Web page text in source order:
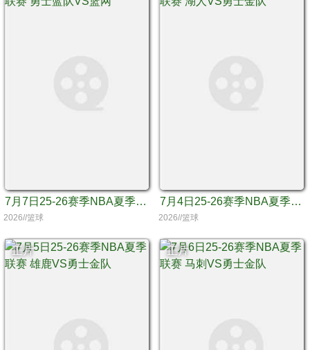
7月7日25-26赛季NBA夏季联赛 勇士蓝队VS篮网
2026//篮球
7月4日25-26赛季NBA夏季联赛 湖人VS勇士金队
2026//篮球
正片 正片